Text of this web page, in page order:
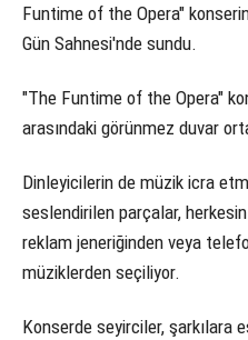
Funtime of the Opera"
Gün Sahnesi'nde sundu.
"The Funtime of the Opera"
arasındaki görünmez duvar
Dinleyicilerin de müzik icra
seslendirilen parçalar,
reklam jeneriğinden veya
müziklerden seçiliyor.
Konserde seyirciler, şarkılara